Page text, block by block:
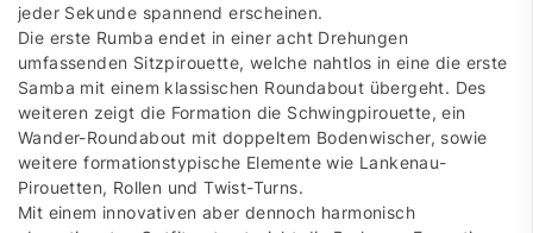
jeder Sekunde spannend erscheinen.
Die erste Rumba endet in einer acht Drehungen
umfassenden Sitzpirouette, welche nahtlos in eine die erste
Samba mit einem klassischen Roundabout übergeht. Des
weiteren zeigt die Formation die Schwingpirouette, ein
Wander-Roundabout mit doppeltem Bodenwischer, sowie
weitere formationstypische Elemente wie Lankenau-
Pirouetten, Rollen und Twist-Turns.
Mit einem innovativen aber dennoch harmonisch